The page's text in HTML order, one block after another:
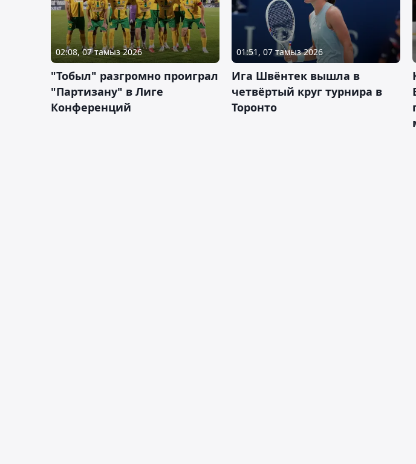
02:08, 07 тамыз 2026
"Тобыл" разгромно проиграл
"Партизану" в Лиге
Конференций
01:51, 07 тамыз 2026
Ига Швёнтек вышла в
четвёртый круг турнира в
Торонто